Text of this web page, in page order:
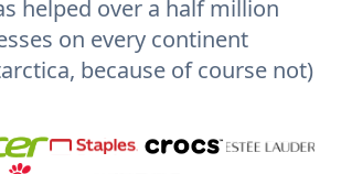
helped over a half million
on every continent
because of course not)